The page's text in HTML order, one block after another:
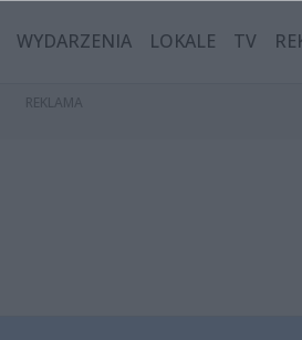
WYDARZENIA LOKALE TV